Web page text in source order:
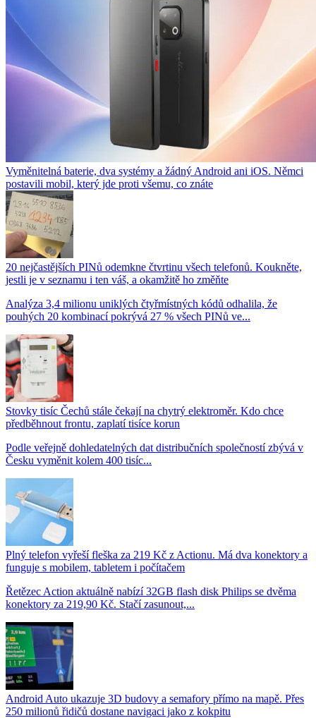
Vyměnitelná baterie, dva systémy a žádný Android ani iOS. Němci
postavili mobil, který jde proti všemu, co znáte
20 nejčastějších PINů odemkne čtvrtinu všech telefonů. Koukněte,
jestli je v seznamu i ten váš, a okamžitě ho změňte
Analýza 3,4 milionu uniklých čtyřmístných kódů odhalila, že
pouhých 20 kombinací pokrývá 27 % všech PINů ve...
Stovky tisíc Čechů stále čekají na chytrý elektroměr. Kdo chce
předběhnout frontu, zaplatí tisíce korun
Podle veřejně dohledatelných dat distribučních společností zbývá v
Česku vyměnit kolem 400 tisíc...
Plný telefon vyřeší fleška za 219 Kč z Actionu. Má dva konektory a
funguje s mobilem, tabletem i počítačem
Řetězec Action aktuálně nabízí 32GB flash disk Philips se dvěma
konektory za 219,90 Kč. Stačí zasunout,...
Android Auto ukazuje 3D budovy a semafory přímo na mapě. Přes
250 milionů řidičů dostane navigaci jako z kokpitu